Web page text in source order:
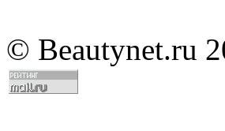
© Beautynet.ru